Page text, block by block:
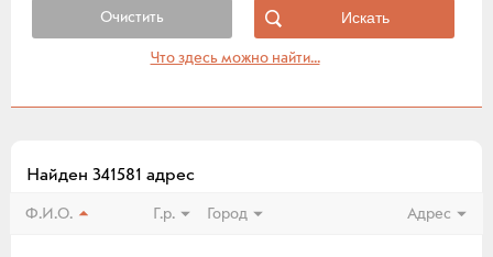
Очистить
Что здесь можно найти...
Найден 341581 адрес
Ф.И.О. Г.р. Город Адрес